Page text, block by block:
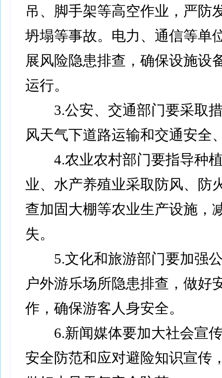
吊、脚手架等高空作业，严防
坍塌等事故。电力、通信等单
展风险隐患排查，确保设施设
运行。
3.公安、交通部门要采取措
风天气下道路运输和交通安全
4.农业农村部门要指导种
业、水产养殖业采取防风、防
查加固大棚等农业生产设施，
失。
5.文化和旅游部门要加强公
户外游乐场所隐患排查，做好
作，确保游客人身安全。
6.新闻媒体要加大社会宣传
安全防范和应对避险知识宣传